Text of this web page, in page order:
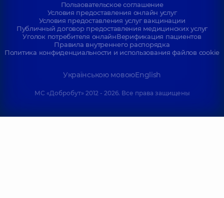
Пользовательское соглашение
Условия предоставления онлайн услуг
Условия предоставления услуг вакцинации
Публичный договор предоставления медицинских услуг
Уголок потребителя онлайнВерификация пациентов
Правила внутреннего распорядка
Политика конфиденциальности и использования файлов cookie
Українською мовоюEnglish
МС «Добробут» 2012 - 2026. Все права защищены